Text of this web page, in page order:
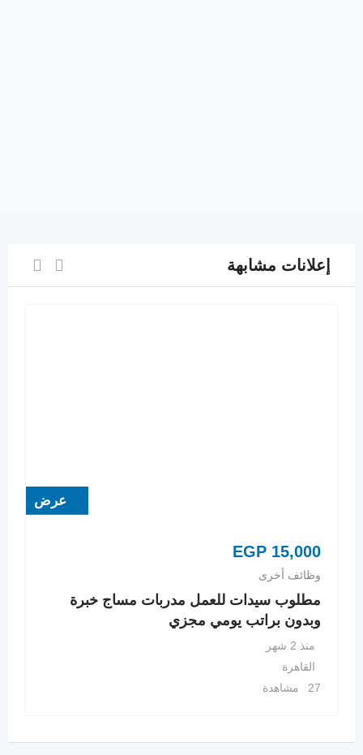
إعلانات مشابهة
عرض
EGP 15,000
وظائف أخرى
مطلوب سيدات للعمل مدربات مساج خبرة
وبدون براتب يومي مجزي
منذ 2 شهر
القاهرة
27 مشاهدة